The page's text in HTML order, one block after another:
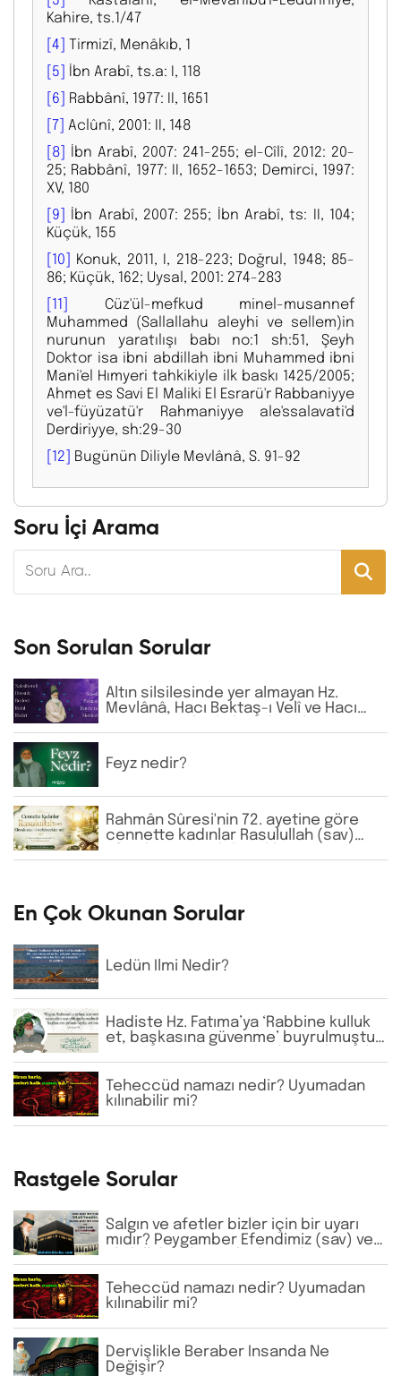
Kahire, ts.1/47
[4] Tirmizî, Menâkıb, 1
[5] İbn Arabî, ts.a: I, 118
[6] Rabbânî, 1977: II, 1651
[7] Aclûnî, 2001: II, 148
[8] İbn Arabî, 2007: 241-255; el-Cîlî, 2012: 20-
25; Rabbânî, 1977: II, 1652-1653; Demirci, 1997:
XV, 180
[9] İbn Arabî, 2007: 255; İbn Arabî, ts: II, 104;
Küçük, 155
[10] Konuk, 2011, I, 218-223; Doğrul, 1948; 85-
86; Küçük, 162; Uysal, 2001: 274-283
[11] Cüz'ül-mefkud minel-musannef
Muhammed (Sallallahu aleyhi ve sellem)in
nurunun yaratılışı babı no:1 sh:51, Şeyh
Doktor isa ibni abdillah ibni Muhammed ibni
Mani'el Hımyeri tahkikiyle ilk baskı 1425/2005;
Ahmet es Savi El Maliki El Esrarü'r Rabbaniyye
ve'l-füyüzatü'r Rahmaniyye ale'ssalavati'd
Derdiriyye, sh:29-30
[12] Bugünün Diliyle Mevlânâ, S. 91-92
Soru İçi Arama
Son Sorulan Sorular
Altın silsilesinde yer almayan Hz.
Mevlânâ, Hacı Bektaş-ı Velî ve Hacı
ve Fâtiha okunmaktadır?
Feyz nedir?
Rahmân Sûresi'nin 72. ayetine göre
cennette kadınlar Rasulullah (sav)
En Çok Okunan Sorular
Ledün İlmi Nedir?
Hadiste Hz. Fatıma’ya ‘Rabbine kulluk
et, başkasına güvenme’ buyrulmuştur.
etmektedir. Bu anlayış doğru mudur?
Teheccüd namazı nedir? Uyumadan
kılınabilir mi?
Rastgele Sorular
Salgın ve afetler bizler için bir uyarı
mıdır? Peygamber Efendimiz (sav) ve
Teheccüd namazı nedir? Uyumadan
kılınabilir mi?
Dervişlikle Beraber İnsanda Ne
Değişir?